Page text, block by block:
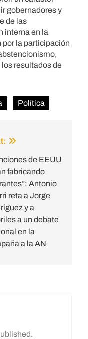
gobernadores y
de las
interna en la
por la participación
resultados de
Política
de EEUU
fabricando
Antonio
reta a Jorge
y a
a un debate
en la
a la AN